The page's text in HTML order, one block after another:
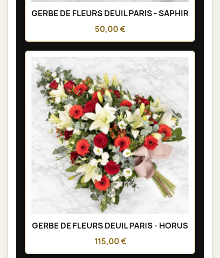
GERBE DE FLEURS DEUIL PARIS - SAPHIR
50,00 €
GERBE DE FLEURS DEUIL PARIS - HORUS
115,00 €